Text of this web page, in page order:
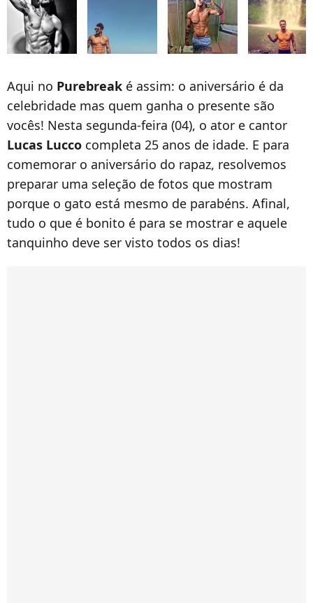
Aqui no Purebreak é assim: o aniversário é da
celebridade mas quem ganha o presente são
vocês! Nesta segunda-feira (04), o ator e cantor
Lucas Lucco completa 25 anos de idade. E para
comemorar o aniversário do rapaz, resolvemos
preparar uma seleção de fotos que mostram
porque o gato está mesmo de parabéns. Afinal,
tudo o que é bonito é para se mostrar e aquele
tanquinho deve ser visto todos os dias!